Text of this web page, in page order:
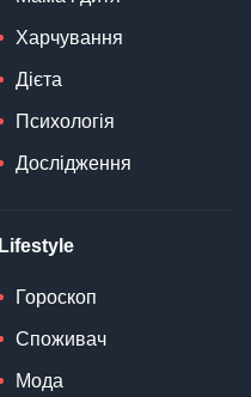
Харчування
Дієта
Психологія
Дослідження
Lifestyle
Гороскоп
Споживач
Мода